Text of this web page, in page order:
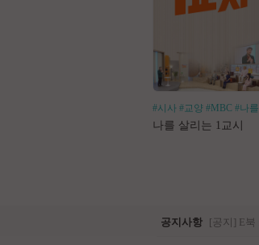
#시사 #교양 #MBC #나를살리는
나를 살리는 1교시
공지사항